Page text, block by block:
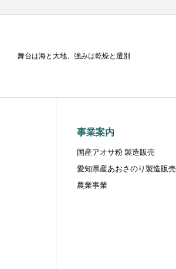
舞台は海と大地、強みは乾燥と選別
事業案内
国産アオサ粉 製造販売
愛知県産あおさのり製造販売
農業事業